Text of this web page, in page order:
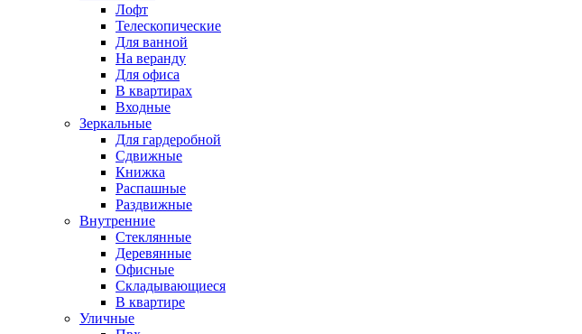
Лофт
Телескопические
Для ванной
На веранду
Для офиса
В квартирах
Входные
Зеркальные
Для гардеробной
Сдвижные
Книжка
Распашные
Раздвижные
Внутренние
Стеклянные
Деревянные
Офисные
Складывающиеся
В квартире
Уличные